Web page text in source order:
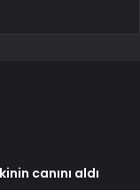
canını aldı